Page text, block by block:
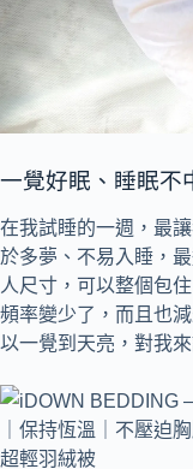
一覺好眠、睡眠不
在我試睡的一週，最
於多夢、不易入睡，
人尺寸，可以整個包
頻率變少了，而且也
以一覺到天亮，對我